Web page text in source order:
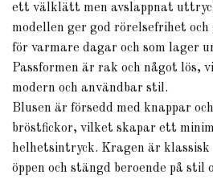
ett välklätt men avslappnat
modellen ger god rörelsefrihet och
för varmare dagar och som lager
Passformen är rak och något lös,
modern och användbar stil.
Blusen är försedd med knappar
bröstfickor, vilket skapar ett
helhetsintryck. Kragen är klassisk
öppen och stängd beroende på stil